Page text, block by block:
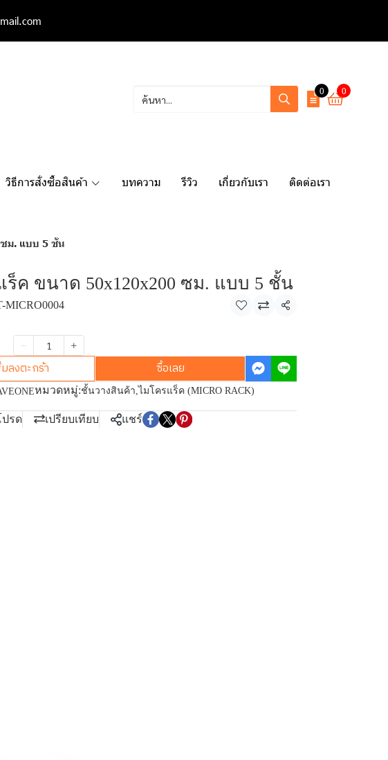
0 0
วิธีการสั่งซื้อสินค้า บทความ รีวิว เกี่ยวกับเรา ติดต่อเรา
ม. แบบ 5 ชั้น
ร็ค ขนาด 50x120x200 ซม. แบบ 5 ชั้น
MICRO0004 แชร์
ลงตะกร้า ซื้อเลย
หมวดหมู่:ชั้นวางสินค้า,ไมโครแร็ค (MICRO RACK)
ปรด เปรียบเทียบ แชร์